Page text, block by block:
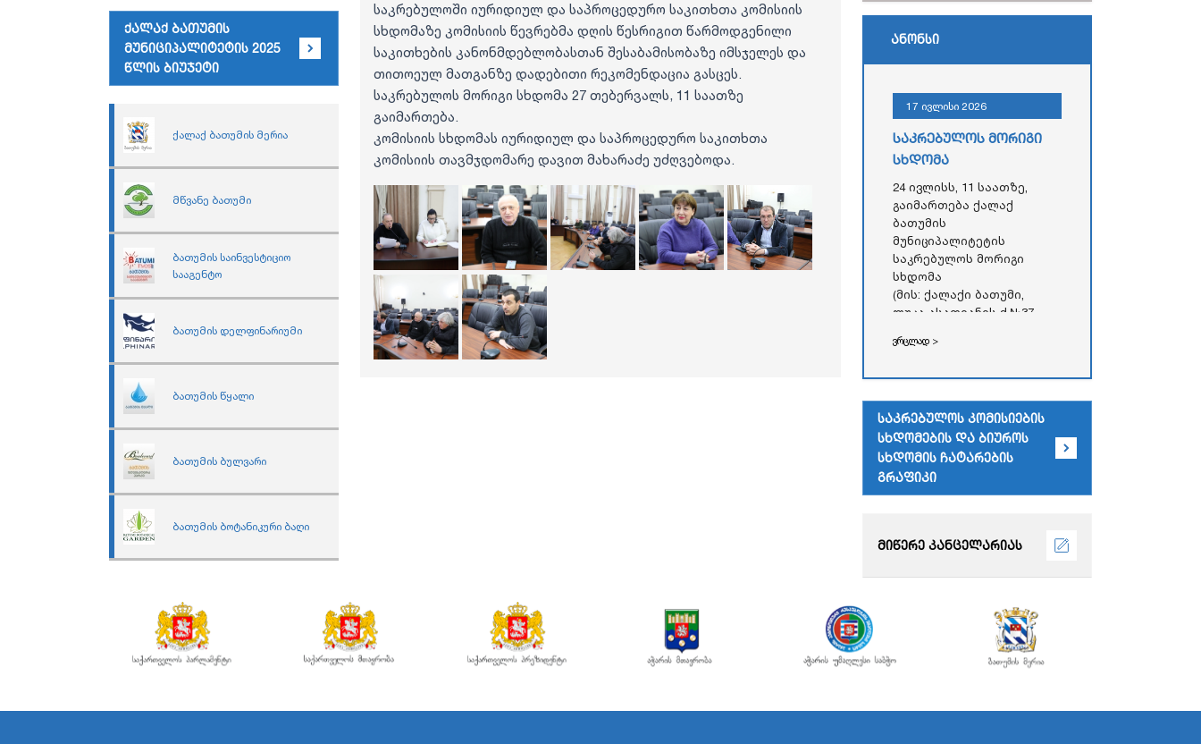
ქალაქ ბათუმის
მუნიციპალიტეტის 2025
წლის ბიუჯეტი
ქალაქ ბათუმის მერია
მწვანე ბათუმი
ბათუმის საინვესტიციო
სააგენტო
ბათუმის დელფინარიუმი
ბათუმის წყალი
ბათუმის ბულვარი
ბათუმის ბოტანიკური ბაღი
საკრებულოში იურიდიულ და საპროცედურო საკითხთა კომისიის
სხდომაზე კომისიის წევრებმა დღის წესრიგით წარმოდგენილი
საკითხების კანონმდებლობასთან შესაბამისობაზე იმსჯელეს და
თითოეულ მათგანზე დადებითი რეკომენდაცია გასცეს.
საკრებულოს მორიგი სხდომა 27 თებერვალს, 11 საათზე
გაიმართება.
კომისიის სხდომას იურიდიულ და საპროცედურო საკითხთა
კომისიის თავმჯდომარე დავით მახარაძე უძღვებოდა.
ანონსი
17 ივლისი 2026
საკრებულოს მორიგი
სხდომა
24 ივლისს, 11 საათზე,
გაიმართება ქალაქ
ბათუმის
მუნიციპალიტეტის
საკრებულოს მორიგი
სხდომა
(მის: ქალაქი ბათუმი,
ლუკა ასათიანის ქ.№37,
რესპუბლიკის უმაღლესი
ადმინისტრაციული
შენობა)
ვრცლად >
საკრებულოს კომისიების
სხდომების და ბიუროს
სხდომის ჩატარების
გრაფიკი
მიწერე კანცელარიას